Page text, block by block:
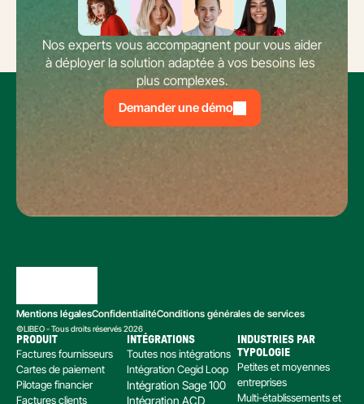
Nos experts vous accompagnent pour vous aider
à déployer la solution adaptée à vos besoins les
plus complexes.
Demander une démo
Mentions légalesConfidentialitéConditions générales de services
©LIBEO - Tous droits réservés 2026
PRODUIT
Factures fournisseurs
Cartes de paiement
Pilotage financier
Factures clients
INTÉGRATIONS
Toutes nos intégrations
Intégration Cegid Loop
Intégration Sage 100
Intégration ACD
INDUSTRIES PAR
TYPOLOGIE
Petites et moyennes
entreprises
Multi-établissements et